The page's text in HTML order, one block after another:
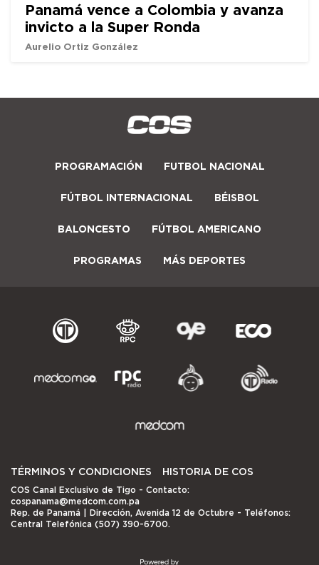
Panamá vence a Colombia y avanza
invicto a la Super Ronda
Aurelio Ortiz González
PROGRAMACIÓN FUTBOL NACIONAL
FÚTBOL INTERNACIONAL BÉISBOL
BALONCESTO FÚTBOL AMERICANO
PROGRAMAS MÁS DEPORTES
TÉRMINOS Y CONDICIONES HISTORIA DE COS
COS Canal Exclusivo de Tigo - Contacto:
cospanama@medcom.com.pa
Rep. de Panamá | Dirección, Avenida 12 de Octubre - Teléfonos:
Central Telefónica (507) 390-6700.